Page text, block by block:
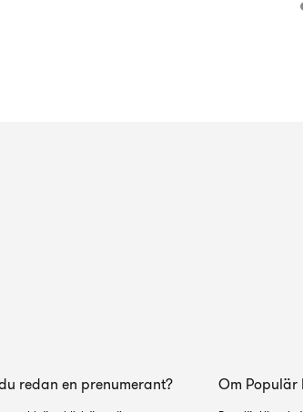
redan en prenumerant? Om Populär